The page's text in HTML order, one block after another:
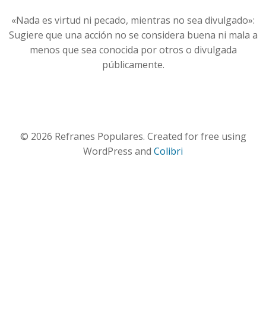
«Nada es virtud ni pecado, mientras no sea divulgado»:
Sugiere que una acción no se considera buena ni mala a
menos que sea conocida por otros o divulgada
públicamente.
© 2026 Refranes Populares. Created for free using
WordPress and Colibri